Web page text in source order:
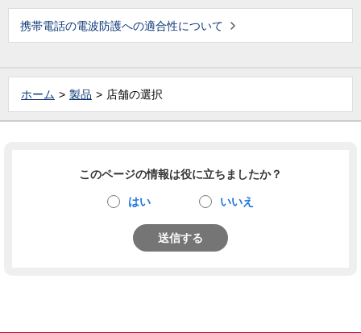
携帯電話の電波防護への適合性について
ホーム 製品 店舗の選択
このページの情報は役に立ちましたか？
はい いいえ
送信する